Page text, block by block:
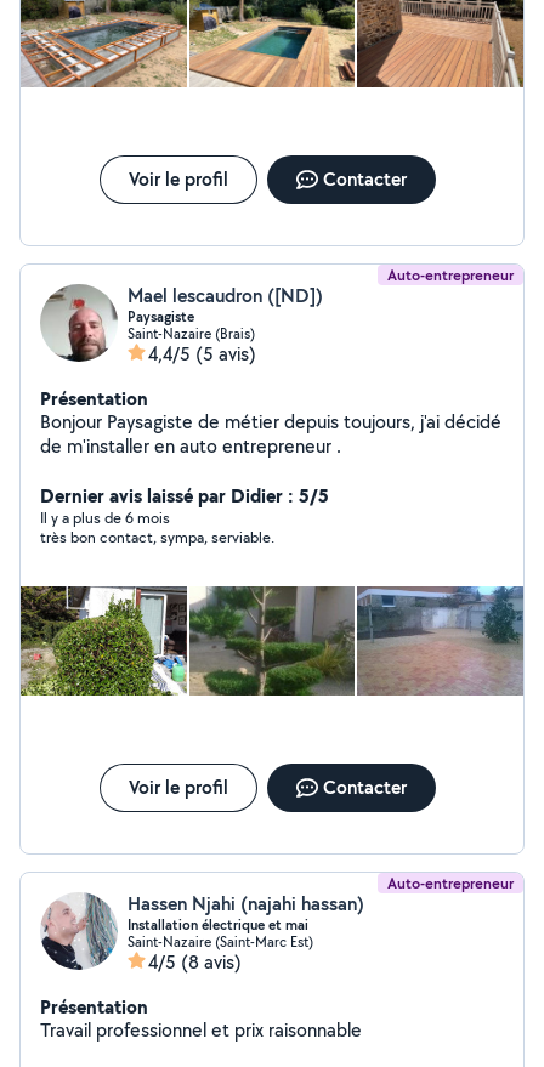
Voir le profil Contacter
Auto-entrepreneur
Mael lescaudron ([ND])
Paysagiste
Saint-Nazaire (Brais)
4,4/5 (5 avis)
Présentation
Bonjour Paysagiste de métier depuis toujours, j'ai décidé
de m'installer en auto entrepreneur .
Dernier avis laissé par Didier : 5/5
Il y a plus de 6 mois
très bon contact, sympa, serviable.
Voir le profil Contacter
Auto-entrepreneur
Hassen Njahi (najahi hassan)
Installation électrique et mai
Saint-Nazaire (Saint-Marc Est)
4/5 (8 avis)
Présentation
Travail professionnel et prix raisonnable